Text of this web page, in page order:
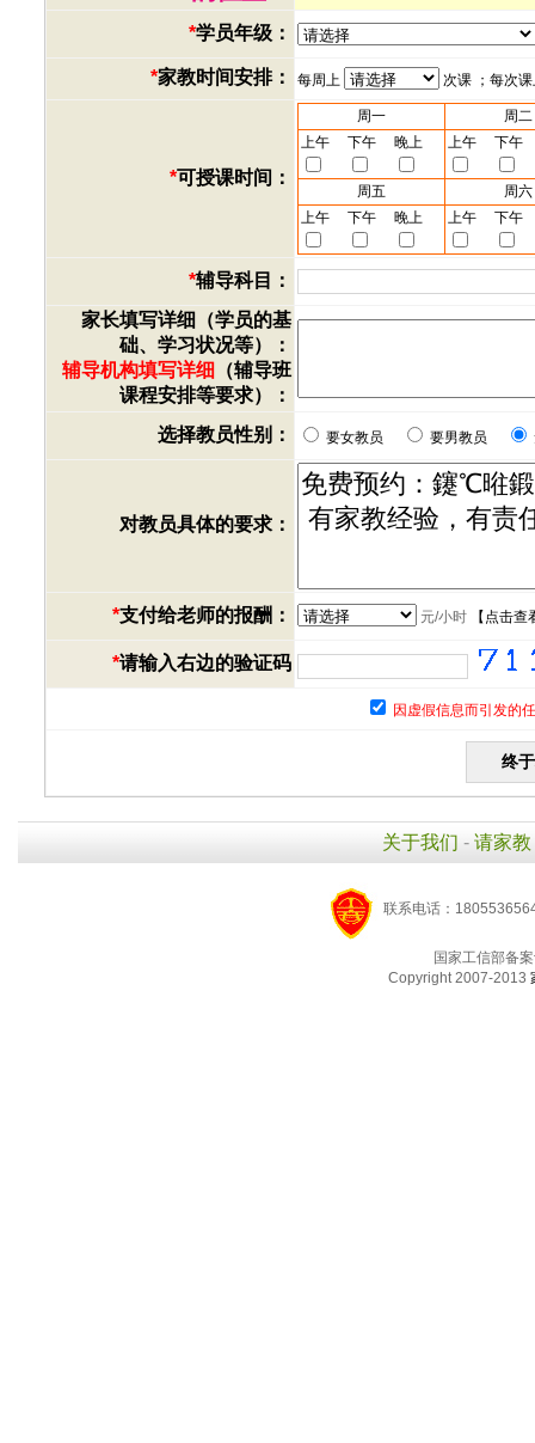
*学员年级：
*家教时间安排： 每周上 次课 ；每次
*可授课时间：
周一
周二
上午
下午 晚上 上午 下午
周五
周六
上午
下午 晚上 上午 下午
*辅导科目：
家长填写详细（学员的基
础、学习状况等）：
辅导机构填写详细 （辅导班
课程安排等要求）：
选择教员性别：
要女教员 要男教员
对教员具体的要求：
*支付给老师的报酬： 元/小时【 点击查
*请输入右边的验证码
因虚假信息而引发的
关于我们 - 请家教
联系电话：
国家工信部备
Copyright 2007-2013